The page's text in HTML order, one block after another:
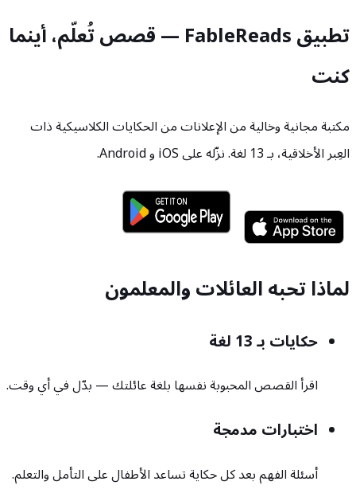
تطبيق FableReads — قصص تُعلّم، أينما
كنت
مكتبة مجانية وخالية من الإعلانات من الحكايات الكلاسيكية ذات
العِبر الأخلاقية، بـ 13 لغة. نزّله على iOS و Android.
لماذا تحبه العائلات والمعلمون
حكايات بـ 13 لغة
اقرأ القصص المحبوبة نفسها بلغة عائلتك — بدّل في أي وقت.
اختبارات مدمجة
أسئلة الفهم بعد كل حكاية تساعد الأطفال على التأمل والتعلم.